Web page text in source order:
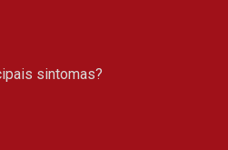
sintomas?